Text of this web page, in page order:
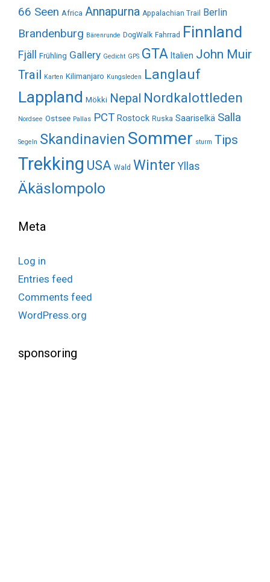
66 Seen Africa Annapurna Appalachian Trail Berlin
Brandenburg Bärenrunde DogWalk Fahrrad Finnland
Fjäll Frühling Gallery Gedicht GPS GTA Italien John Muir
Trail Karten Kilimanjaro Kungsleden Langlauf
Lappland Mökki Nepal Nordkalottleden
Nordsee Ostsee Pallas PCT Rostock Ruska Saariselkä Salla
Segeln Skandinavien Sommer sturm Tips
Trekking USA Wald Winter Yllas
Äkäslompolo
Meta
Log in
Entries feed
Comments feed
WordPress.org
sponsoring